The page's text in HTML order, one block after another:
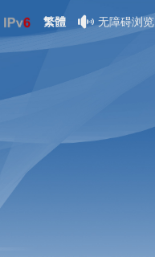
繁體 无障碍浏览